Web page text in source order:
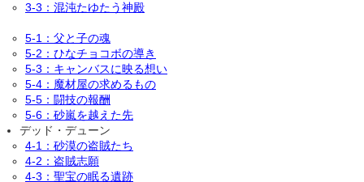
3-3：混沌たゆたう神殿
5-1：父と子の魂
5-2：ひなチョコボの導き
5-3：キャンバスに映る想い
5-4：魔材屋の求めるもの
5-5：闘技の報酬
5-6：砂嵐を越えた先
デッド・デューン
4-1：砂漠の盗賊たち
4-2：盗賊志願
4-3：聖宝の眠る遺跡